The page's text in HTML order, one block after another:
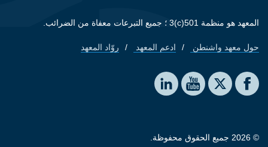
المعهد هو منظمة 501(c)3 ؛ جميع التبرعات معفاة من الضرائب.
Footer quick links
حول معهد واشنطن ادعم المعهد روّاد المعهد
Social media
The Washington Institute on Facebook
The Washington Institute on X
The Washington Institute on YouTube
The Washington Institute on LinkedIn
© 2026 جميع الحقوق محفوظة.